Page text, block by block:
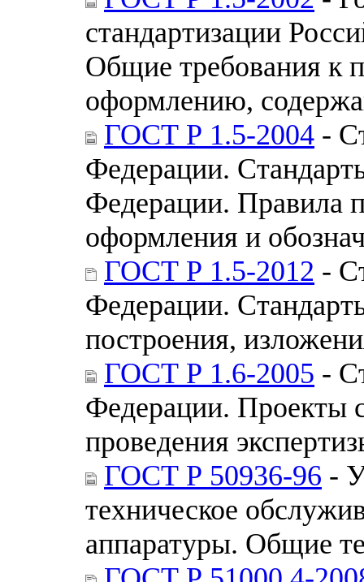
стандартизации
Общие требования к
оформлению,
ГОСТ Р 1.5-2004 -
Федерации.
Федерации. Правила
оформления и
ГОСТ Р 1.5-2012 -
Федерации.
построения,
ГОСТ Р 1.6-2005 -
Федерации. Проекты
проведения
ГОСТ Р 50936-96 -
техническое
аппаратуры. Общие